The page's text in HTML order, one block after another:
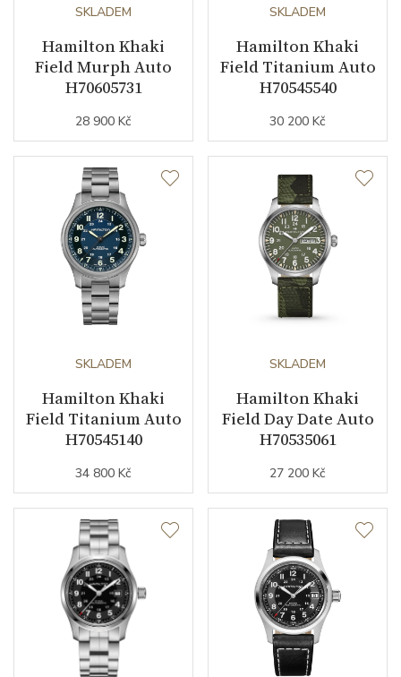
Kyvy strojku
Funkce
Datumovka
Sekundová ručka
Barva číselníku
Indexy číselníku arabské číslice
Materiál řemínku
Barva řemínku
Šířka řemínku (nožky/spona) 20/0
Řemínek / Ref. H6006821041
Doplňující údaje
Záruční doba
SKLADEM
Hamilton Khaki
Field Murph Auto
H70605731
28 900 Kč
SKLADEM
Hamilton Khaki
Field Titanium Auto
H70545540
30 200 Kč
SKLADEM
Hamilton Khaki
Field Titanium Auto
H70545140
34 800 Kč
SKLADEM
Hamilton Khaki
Field Day Date Auto
H70535061
27 200 Kč